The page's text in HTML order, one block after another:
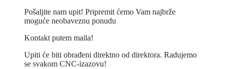
Pošaljite nam upit! Pripremit ćemo Vam najbrže
moguće neobaveznu ponudu
Kontakt putem maila!
Upiti će biti obrađeni direktno od direktora. Radujemo
se svakom CNC-izazovu!